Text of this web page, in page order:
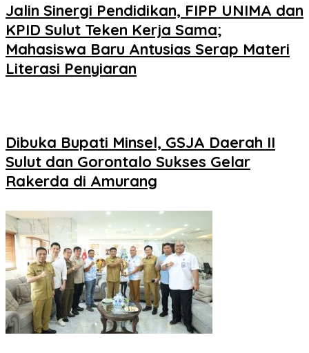
Jalin Sinergi Pendidikan, FIPP UNIMA dan
KPID Sulut Teken Kerja Sama;
Mahasiswa Baru Antusias Serap Materi
Literasi Penyiaran
Dibuka Bupati Minsel, GSJA Daerah II
Sulut dan Gorontalo Sukses Gelar
Rakerda di Amurang